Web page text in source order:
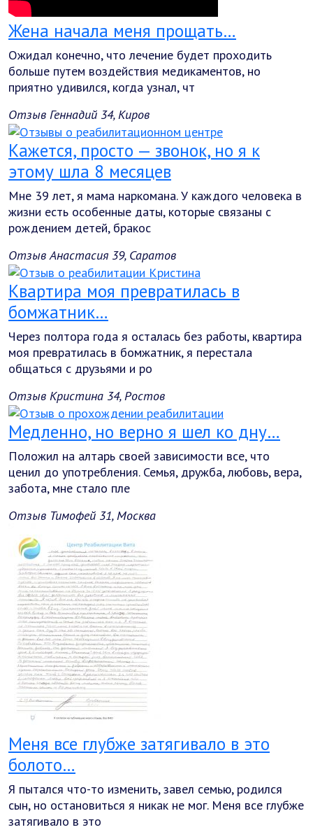
Жена начала меня прощать…
Ожидал конечно, что лечение будет проходить
больше путем воздействия медикаментов, но
приятно удивился, когда узнал, чт
Отзыв Геннадий 34, Киров
Кажется, просто — звонок, но я к
этому шла 8 месяцев
Мне 39 лет, я мама наркомана. У каждого человека в
жизни есть особенные даты, которые связаны с
рождением детей, бракос
Отзыв Анастасия 39, Саратов
Квартира моя превратилась в
бомжатник…
Через полтора года я осталась без работы, квартира
моя превратилась в бомжатник, я перестала
общаться с друзьями и ро
Отзыв Кристина 34, Ростов
Медленно, но верно я шел ко дну…
Положил на алтарь своей зависимости все, что
ценил до употребления. Семья, дружба, любовь, вера,
забота, мне стало пле
Отзыв Тимофей 31, Москва
Меня все глубже затягивало в это
болото…
Я пытался что-то изменить, завел семью, родился
сын, но остановиться я никак не мог. Меня все глубже
затягивало в это